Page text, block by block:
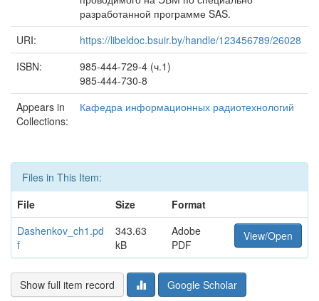
разработанной программе SAS.
URI:
https://libeldoc.bsuir.by/handle/123456789/26028
ISBN:
985-444-729-4 (ч.1)
985-444-730-8
Appears in
Collections:
Кафедра информационных радиотехнологий
Files in This Item:
File
Size
Format
Dashenkov_ch1.pd
f
343.63
kB
Adobe
PDF
View/Open
Show full item record Google Scholar